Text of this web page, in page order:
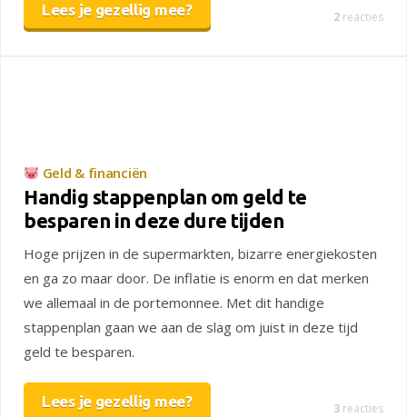
Lees je gezellig mee? 2 reacties
Geld & financiën
Handig stappenplan om geld te
besparen in deze dure tijden
Hoge prijzen in de supermarkten, bizarre energiekosten
en ga zo maar door. De inflatie is enorm en dat merken
we allemaal in de portemonnee. Met dit handige
stappenplan gaan we aan de slag om juist in deze tijd
geld te besparen.
Lees je gezellig mee? 3 reacties